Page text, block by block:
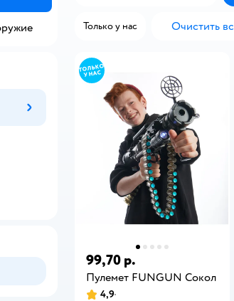
Только у нас Очистить
99,70 р.
Пулемет FUNGUN Сокол
4,9